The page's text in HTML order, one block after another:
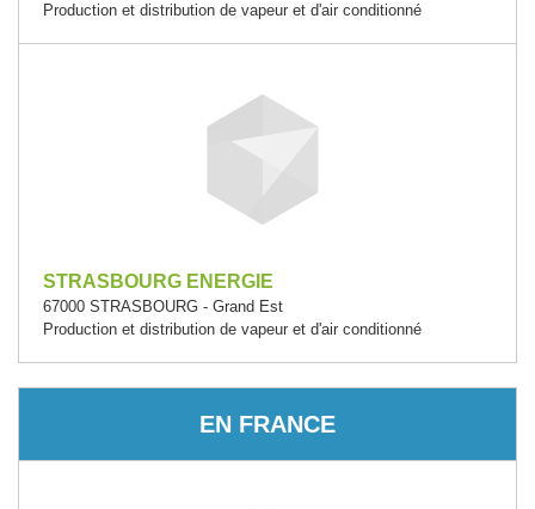
Production et distribution de vapeur et d'air conditionné
STRASBOURG ENERGIE
67000 STRASBOURG - Grand Est
Production et distribution de vapeur et d'air conditionné
EN FRANCE